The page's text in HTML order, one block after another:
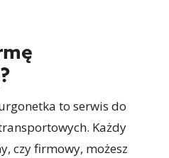
to serwis do
Każdy
czy firmowy, możesz